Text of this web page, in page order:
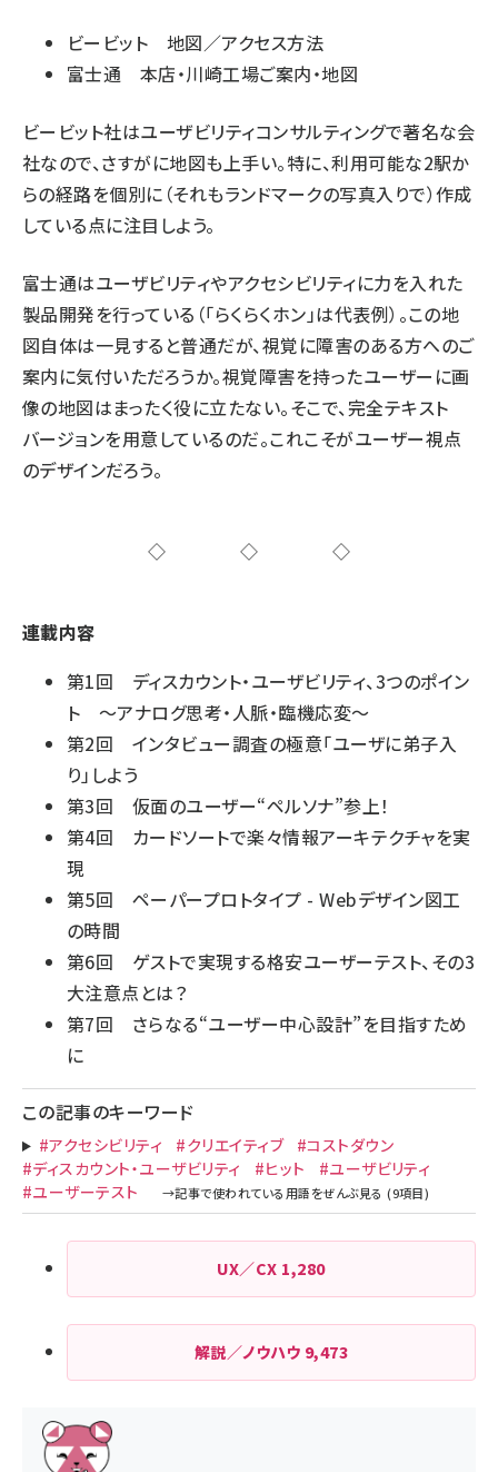
ビービット 地図／アクセス方法
富士通 本店・川崎工場ご案内・地図
ビービット社はユーザビリティコンサルティングで著名な会
社なので、さすがに地図も上手い。特に、利用可能な2駅か
らの経路を個別に（それもランドマークの写真入りで）作成
している点に注目しよう。
富士通はユーザビリティやアクセシビリティに力を入れた
製品開発を行っている（「らくらくホン」は代表例）。この地
図自体は一見すると普通だが、視覚に障害のある方へのご
案内に気付いただろうか。視覚障害を持ったユーザーに画
像の地図はまったく役に立たない。そこで、完全テキスト
バージョンを用意しているのだ。これこそがユーザー視点
のデザインだろう。
◇◇◇
連載内容
第1回 ディスカウント・ユーザビリティ、3つのポイン
ト 〜アナログ思考・人脈・臨機応変〜
第2回 インタビュー調査の極意「ユーザに弟子入
り」しよう
第3回 仮面のユーザー“ペルソナ”参上！
第4回 カードソートで楽々情報アーキテクチャを実
現
第5回 ペーパープロトタイプ - Webデザイン図工
の時間
第6回 ゲストで実現する格安ユーザーテスト、その3
大注意点とは？
第7回 さらなる“ユーザー中心設計”を目指すため
に
この記事のキーワード
#アクセシビリティ #クリエイティブ
#コストダウン
#ディスカウント・ユーザビリティ
#ヒット
#ユーザビリティ
#ユーザーテスト
UX／CX 1,280
解説／ノウハウ 9,473